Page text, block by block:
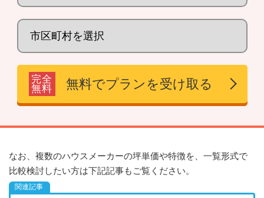
完全
無料
無料でプランを受け取る
なお、複数のハウスメーカーの坪単価や特徴を、一覧形式で
比較検討したい方は下記記事もご覧ください。